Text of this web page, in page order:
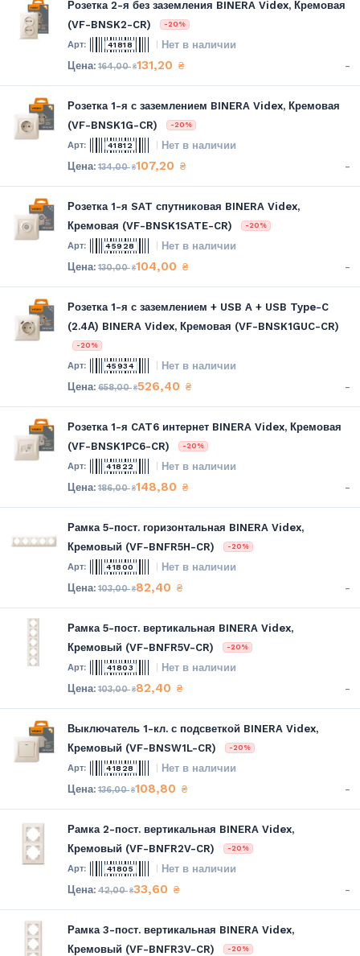
Розетка 2-я без заземления BINERA Videx, Кремовая
(VF-BNSK2-CR)
-20%
41818 Нет в наличии
164,00₴131,20 ₴ -
Розетка 1-я с заземлением BINERA Videx, Кремовая
(VF-BNSK1G-CR)
-20%
41812 Нет в наличии
134,00₴107,20 ₴ -
Розетка 1-я SAT спутниковая BINERA Videx,
Кремовая (VF-BNSK1SATE-CR)
-20%
45928 Нет в наличии
130,00₴104,00 ₴ -
Розетка 1-я с заземлением + USB A + USB Type-C
(2.4А) BINERA Videx, Кремовая (VF-BNSK1GUC-CR)
-20%
45934 Нет в наличии
658,00₴526,40 ₴ -
Розетка 1-я CAT6 интернет BINERA Videx, Кремовая
(VF-BNSK1PC6-CR)
-20%
41822 Нет в наличии
186,00₴148,80 ₴ -
Рамка 5-пост. горизонтальная BINERA Videx,
Кремовый (VF-BNFR5H-CR)
-20%
41800 Нет в наличии
103,00₴82,40 ₴ -
Рамка 5-пост. вертикальная BINERA Videx,
Кремовый (VF-BNFR5V-CR)
-20%
41803 Нет в наличии
103,00₴82,40 ₴ -
Выключатель 1-кл. с подсветкой BINERA Videx,
Кремовый (VF-BNSW1L-CR)
-20%
41828 Нет в наличии
136,00₴108,80 ₴ -
Рамка 2-пост. вертикальная BINERA Videx,
Кремовый (VF-BNFR2V-CR)
-20%
41805 Нет в наличии
42,00₴33,60 ₴ -
Рамка 3-пост. вертикальная BINERA Videx,
Кремовый (VF-BNFR3V-CR)
-20%